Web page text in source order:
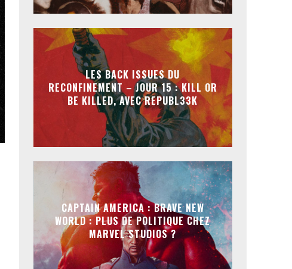
LES BACK ISSUES DU
RECONFINEMENT – JOUR 15 : KILL OR
BE KILLED, AVEC REPUBL33K
CAPTAIN AMERICA : BRAVE NEW
WORLD : PLUS DE POLITIQUE CHEZ
MARVEL STUDIOS ?